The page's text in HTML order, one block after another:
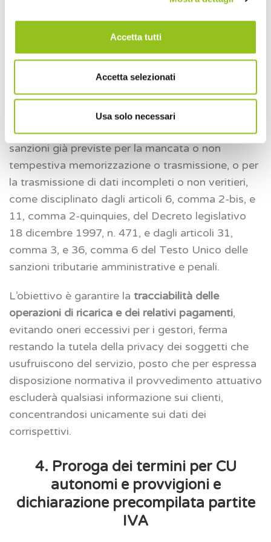
Accetta tutti
Accetta selezionati
Usa solo necessari
dell’Agenzia delle Entrateil compito di definire le
informazioni da trasmettere, le regole tecniche, e i
termini per la memorizzazione e la trasmissione
giorni dall’entrata in vigore del decreto.
Inoltre, vengono estese a queste operazioni le
sanzioni già previste per la mancata o non
tempestiva memorizzazione o trasmissione, o per
la trasmissione di dati incompleti o non veritieri,
come disciplinato dagli articoli 6, comma 2-bis, e
11, comma 2-quinquies, del Decreto legislativo
18 dicembre 1997, n. 471, e dagli articoli 31,
comma 3, e 36, comma 6 del Testo Unico delle
sanzioni tributarie amministrative e penali.
L’obiettivo è garantire la tracciabilità delle
operazioni di ricarica e dei relativi pagamenti,
evitando oneri eccessivi per i gestori, ferma
restando la tutela della privacy dei soggetti che
usufruiscono del servizio, posto che per espressa
disposizione normativa il provvedimento attuativo
escluderà qualsiasi informazione sui clienti,
concentrandosi unicamente sui dati dei
corrispettivi.
4. Proroga dei termini per CU
autonomi e provvigioni e
dichiarazione precompilata partite
IVA